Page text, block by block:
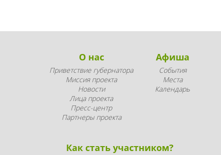
О нас
Приветствие губернатора
Миссия проекта
Новости
Лица проекта
Пресс-центр
Партнеры проекта
Афиша
События
Места
Календарь
Как стать участником?